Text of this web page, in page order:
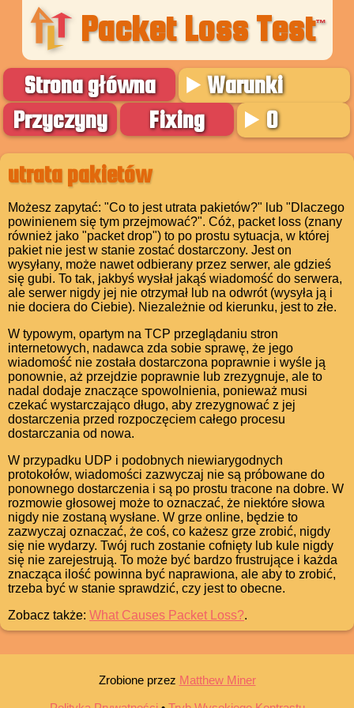
Packet Loss Test™
Strona główna
Warunki
Przyczyny
Fixing O
utrata pakietów
Możesz zapytać: "Co to jest utrata pakietów?" lub "Dlaczego
powinienem się tym przejmować?". Cóż, packet loss (znany
również jako "packet drop") to po prostu sytuacja, w której
pakiet nie jest w stanie zostać dostarczony. Jest on
wysyłany, może nawet odbierany przez serwer, ale gdzieś
się gubi. To tak, jakbyś wysłał jakąś wiadomość do serwera,
ale serwer nigdy jej nie otrzymał lub na odwrót (wysyła ją i
nie dociera do Ciebie). Niezależnie od kierunku, jest to złe.
W typowym, opartym na TCP przeglądaniu stron
internetowych, nadawca zda sobie sprawę, że jego
wiadomość nie została dostarczona poprawnie i wyśle ją
ponownie, aż przejdzie poprawnie lub zrezygnuje, ale to
nadal dodaje znaczące spowolnienia, ponieważ musi
czekać wystarczająco długo, aby zrezygnować z jej
dostarczenia przed rozpoczęciem całego procesu
dostarczania od nowa.
W przypadku UDP i podobnych niewiarygodnych
protokołów, wiadomości zazwyczaj nie są próbowane do
ponownego dostarczenia i są po prostu tracone na dobre. W
rozmowie głosowej może to oznaczać, że niektóre słowa
nigdy nie zostaną wysłane. W grze online, będzie to
zazwyczaj oznaczać, że coś, co każesz grze zrobić, nigdy
się nie wydarzy. Twój ruch zostanie cofnięty lub kule nigdy
się nie zarejestrują. To może być bardzo frustrujące i każda
znacząca ilość powinna być naprawiona, ale aby to zrobić,
trzeba być w stanie sprawdzić, czy jest to obecne.
Zobacz także: What Causes Packet Loss?.
Zrobione przez Matthew Miner